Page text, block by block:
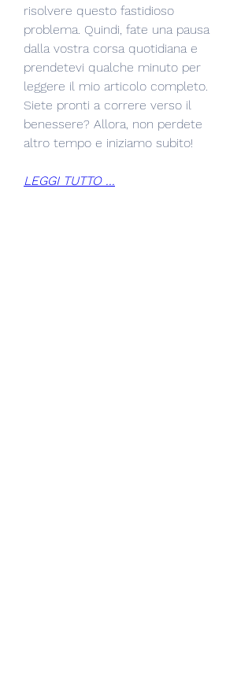
risolvere questo fastidioso
problema. Quindi, fate una pausa
dalla vostra corsa quotidiana e
prendetevi qualche minuto per
leggere il mio articolo completo.
Siete pronti a correre verso il
benessere? Allora, non perdete
altro tempo e iniziamo subito!
LEGGI TUTTO ...